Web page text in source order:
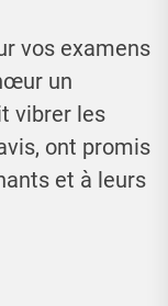
vos examens
un
vibrer les
ont promis
et à leurs